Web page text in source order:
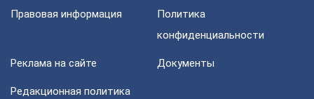
Правовая информация
Политика
конфиденциальности
Реклама на сайте Документы
Редакционная политика